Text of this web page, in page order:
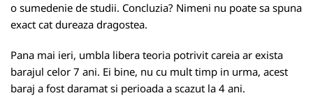
o sumedenie de studii. Concluzia? Nimeni nu poate sa spuna
exact cat dureaza dragostea.
Pana mai ieri, umbla libera teoria potrivit careia ar exista
barajul celor 7 ani. Ei bine, nu cu mult timp in urma, acest
baraj a fost daramat si perioada a scazut la 4 ani.